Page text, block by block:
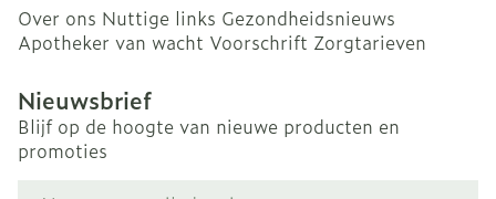
Over ons Nuttige links Gezondheidsnieuws
Apotheker van wacht Voorschrift Zorgtarieven
Nieuwsbrief
Blijf op de hoogte van nieuwe producten en
promoties